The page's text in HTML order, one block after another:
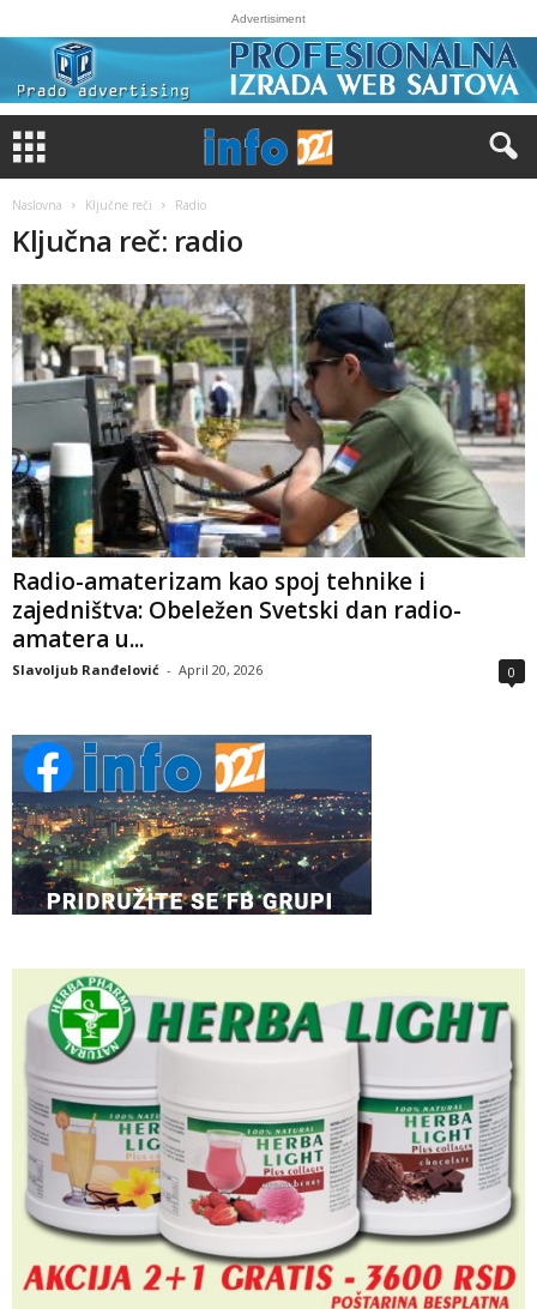
Advertisiment
Naslovna Ključne reči Radio
Ključna reč: radio
Radio-amaterizam kao spoj tehnike i
zajedništva: Obeležen Svetski dan radio-
amatera u...
Slavoljub Ranđelović - April 20, 2026 0